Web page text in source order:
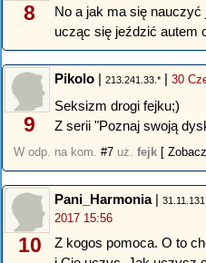
8
No a jak ma się
ucząc się jeździć autem
9
Pikolo | 213.241.33.* | 30
Seksizm drogi fejku;)
Z serii "Poznaj swoją
W odp. na kom. #7 uż. fejk [
10
Pani_Harmonia|
2017 15:56
Z kogos pomoca. O to